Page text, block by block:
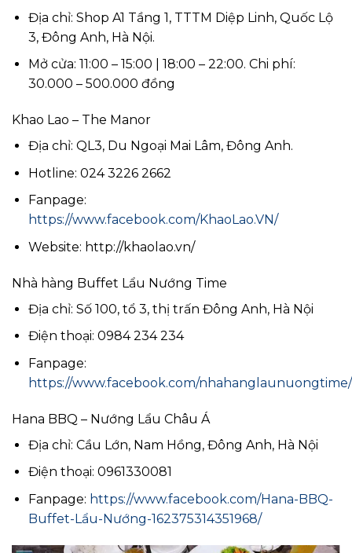
Địa chỉ: Shop A1 Tầng 1, TTTM Diệp Linh, Quốc Lộ
3, Đông Anh, Hà Nội.
Mở cửa: 11:00 – 15:00 | 18:00 – 22:00. Chi phí:
30.000 – 500.000 đồng
Khao Lao – The Manor
Địa chỉ: QL3, Du Ngoại Mai Lâm, Đông Anh.
Hotline: 024 3226 2662
Fanpage:
https://www.facebook.com/KhaoLao.VN/
Website: http://khaolao.vn/
Nhà hàng Buffet Lẩu Nướng Time
Địa chỉ: Số 100, tổ 3, thị trấn Đông Anh, Hà Nội
Điện thoại: 0984 234 234
Fanpage:
https://www.facebook.com/nhahanglaunuongtime/
Hana BBQ – Nướng Lẩu Châu Á
Địa chỉ: Cầu Lớn, Nam Hồng, Đông Anh, Hà Nội
Điện thoại: 0961330081
Fanpage: https://www.facebook.com/Hana-BBQ-
Buffet-Lẩu-Nướng-162375314351968/